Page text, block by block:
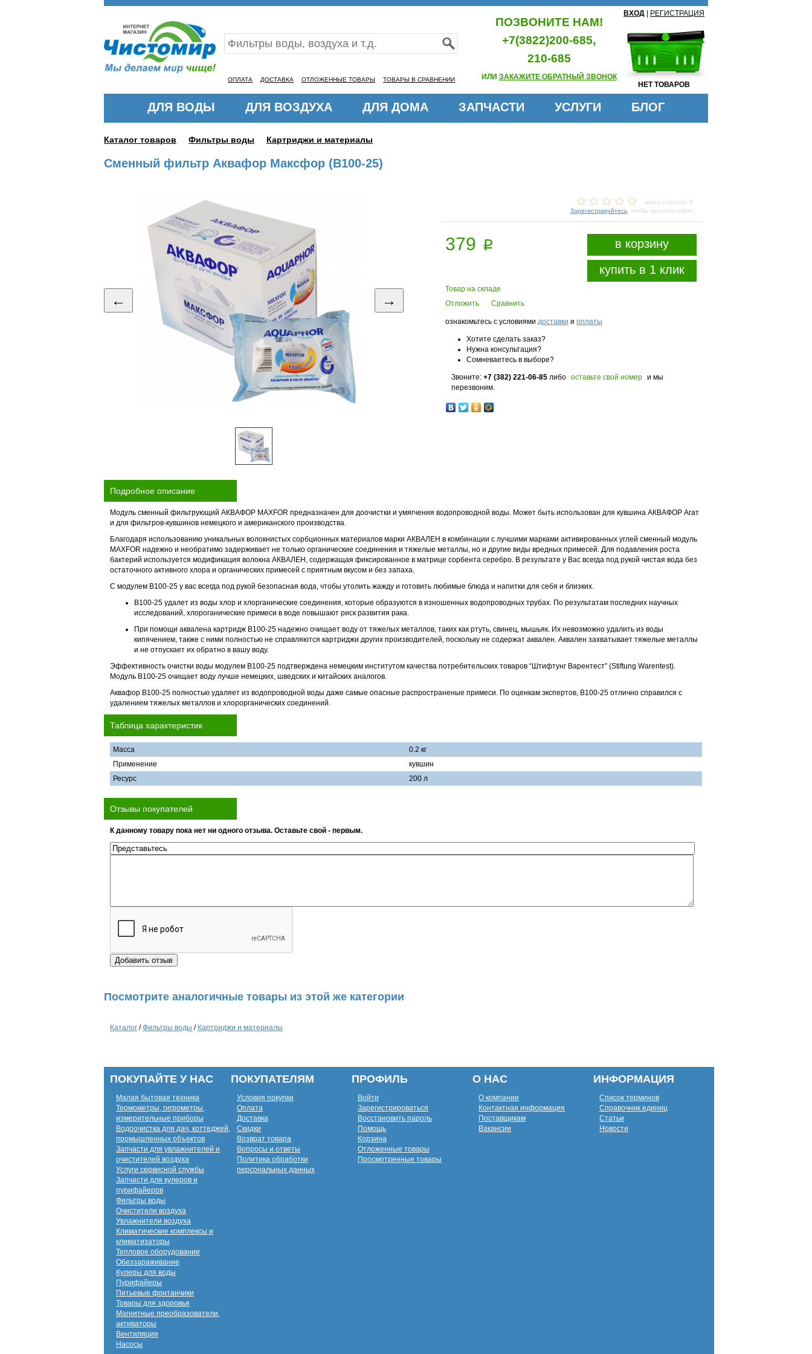
ОПЛАТА ДОСТАВКА ОТЛОЖЕННЫЕ ТОВАРЫ ТОВАРЫ В СРАВНЕНИИ
ПОЗВОНИТЕ НАМ!
+7(3822)200-685,
210-685
ИЛИ ЗАКАЖИТЕ ОБРАТНЫЙ ЗВОНОК
ВХОД РЕГИСТРАЦИЯ
НЕТ ТОВАРОВ
ДЛЯ ВОДЫ ДЛЯ ВОЗДУХА ДЛЯ ДОМА ЗАПЧАСТИ УСЛУГИ БЛОГ
Каталог товаров Фильтры воды Картриджи и материалы
Сменный фильтр Аквафор Максфор (B100-25)
← →
- всего голосов: 0
Зарегистрируйтесь , чтобы проголосовать
379 p
в корзину
купить в 1 клик
Товар на складе
Отложить
Сравнить
ознакомьтесь с условиями доставки и оплаты
Хотите сделать заказ?
Нужна консультация?
Сомневаетесь в выборе?
Звоните: +7 (382) 221-06-85 либо оставьте свой номер и мы
перезвоним.
Подробное описание
Модуль сменный фильтрующий АКВАФОР MAXFOR предназначен для доочистки и умягчения водопроводной воды. Может быть использован для кувшина АКВАФОР Агат
и для фильтров-кувшинов немецкого и американского производства.
Благодаря использованию уникальных волокнистых сорбционных материалов марки АКВАЛЕН в комбинации с лучшими марками активированных углей сменный модуль
MAXFOR надежно и необратимо задерживает не только органические соединения и тяжелые металлы, но и другие виды вредных примесей. Для подавления роста
бактерий используется модификация волокна АКВАЛЕН, содержащая фиксированное в матрице сорбента серебро. В результате у Вас всегда под рукой чистая вода без
остаточного активного хлора и органических примесей с приятным вкусом и без запаха.
С модулем B100-25 у вас всегда под рукой безопасная вода, чтобы утолить жажду и готовить любимые блюда и напитки для себя и близких.
B100-25 удалет из воды хлор и хлорганические соединения, которые образуются в изношенных водопроводных трубах. По результатам последних научных
исследований, хлороганические примеси в воде повышают риск развития рака.
При помощи аквалена картридж B100-25 надежно очищает воду от тяжелых металлов, таких как ртуть, свинец, мышьяк. Их невозможно удалить из воды
кипячением, также с ними полностью не справляются картриджи других производителей, поскольку не содержат аквален. Аквален захватывает тяжелые металлы
и не отпускает их обратно в вашу воду.
Эффективность очистки воды модулем B100-25 подтверждена немецким институтом качества потребительских товаров “Штифтунг Варентест” (Stiftung Warentest).
Модуль B100-25 очищает воду лучше немецких, шведских и китайских аналогов.
Аквафор B100-25 полностью удаляет из водопроводной воды даже самые опасные распространеные примеси. По оценкам экспертов, B100-25 отлично справился с
удалением тяжелых металлов и хлорорганических соединений.
Таблица характеристик
Масса
0.2 кг
Применение
кувшин
Ресурс
200 л
Отзывы покупателей
К данному товару пока нет ни одного отзыва. Оставьте свой - первым.
Посмотрите аналогичные товары из этой же категории
Каталог /Фильтры воды / Картриджи и материалы
ПОКУПАЙТЕ У НАС
Малая бытовая техника
Термометры, гигрометры,
измерительные приборы
Водоочистка для дач, коттеджей,
промышленных объектов
Запчасти для увлажнителей и
очистителей воздуха
Услуги сервисной службы
Запчасти для кулеров и
пурифайеров
Фильтры воды
Очистители воздуха
Увлажнители воздуха
Климатические комплексы и
климатизаторы
Тепловое оборудование
Обеззараживание
Кулеры для воды
Пурифайеры
Питьевые фонтанчики
Товары для здоровья
Магнитные преобразователи,
активаторы
Вентиляция
Насосы
ПОКУПАТЕЛЯМ
Условия покупки
Оплата
Доставка
Скидки
Возврат товара
Вопросы и ответы
Политика обработки
персональных данных
ПРОФИЛЬ
Войти
Зарегистрироваться
Восстановить пароль
Помощь
Корзина
Отложенные товары
Просмотренные товары
О НАС
О компании
Контактная информация
Поставщикам
Вакансии
ИНФОРМАЦИЯ
Список терминов
Справочник единиц
Статьи
Новости